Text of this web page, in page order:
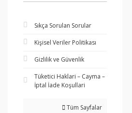
Sıkça Sorulan Sorular
Kişisel Veriler Politikası
Gizlilik ve Güvenlik
Tüketici Haklari – Cayma –
İptal İade Koşullari
Tüm Sayfalar